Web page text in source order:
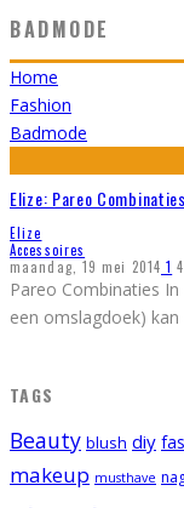
BADMODE
Home
Fashion
Badmode
Elize: Pareo
Elize
Accessoires
maandag, 19 mei 2014 1
Pareo Combinaties
een omslagdoek)
TAGS
Beauty blush diy
makeup musthave